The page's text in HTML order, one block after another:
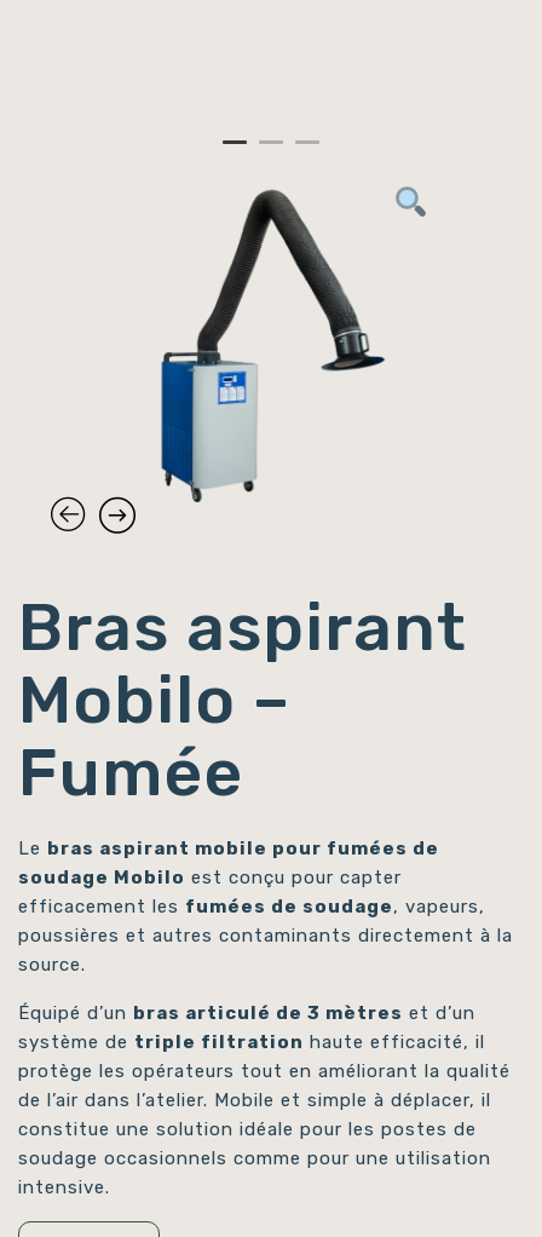
Bras aspirant
Mobilo –
Fumée
Le bras aspirant mobile pour fumées de
soudage Mobilo est conçu pour capter
efficacement les fumées de soudage, vapeurs,
poussières et autres contaminants directement à la
source.
Équipé d’un bras articulé de 3 mètres et d’un
système de triple filtration haute efficacité, il
protège les opérateurs tout en améliorant la qualité
de l’air dans l’atelier. Mobile et simple à déplacer, il
constitue une solution idéale pour les postes de
soudage occasionnels comme pour une utilisation
intensive.